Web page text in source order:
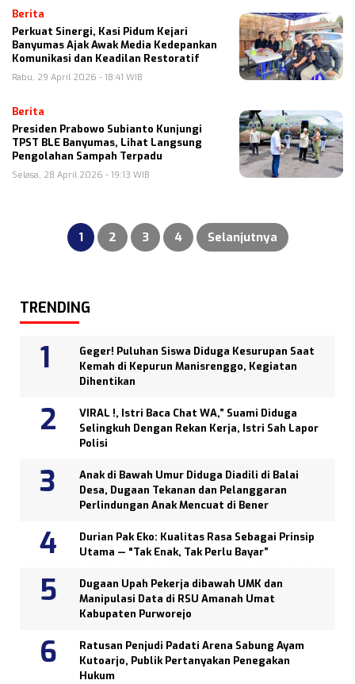
Berita
Perkuat Sinergi, Kasi Pidum Kejari
Banyumas Ajak Awak Media Kedepankan
Komunikasi dan Keadilan Restoratif
Rabu, 29 April 2026 - 18:41 WIB
Berita
Presiden Prabowo Subianto Kunjungi
TPST BLE Banyumas, Lihat Langsung
Pengolahan Sampah Terpadu
Selasa, 28 April 2026 - 19:13 WIB
Paginasi
1 2 3 4 Selanjutnya
TRENDING
Geger! Puluhan Siswa Diduga Kesurupan Saat
Kemah di Kepurun Manisrenggo, Kegiatan
Dihentikan
VIRAL !, Istri Baca Chat WA,” Suami Diduga
Selingkuh Dengan Rekan Kerja, Istri Sah Lapor
Polisi
Anak di Bawah Umur Diduga Diadili di Balai
Desa, Dugaan Tekanan dan Pelanggaran
Perlindungan Anak Mencuat di Bener
Durian Pak Eko: Kualitas Rasa Sebagai Prinsip
Utama — “Tak Enak, Tak Perlu Bayar”
Dugaan Upah Pekerja dibawah UMK dan
Manipulasi Data di RSU Amanah Umat
Kabupaten Purworejo
Ratusan Penjudi Padati Arena Sabung Ayam
Kutoarjo, Publik Pertanyakan Penegakan
Hukum